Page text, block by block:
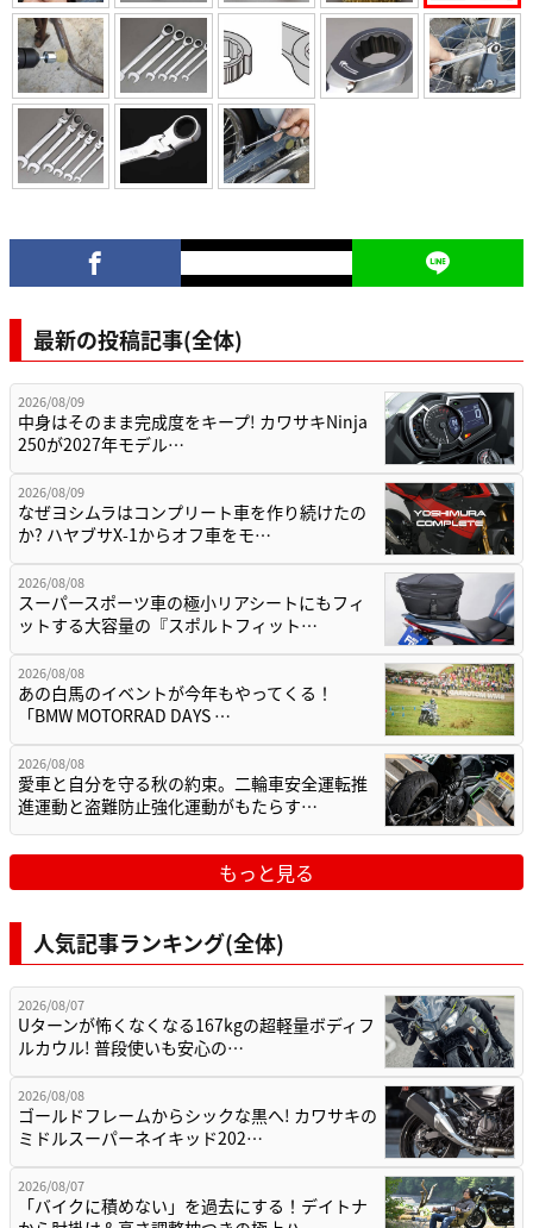
最新の投稿記事(全体)
2026/08/09
中身はそのまま完成度をキープ! カワサキNinja
250が2027年モデル…
2026/08/09
なぜヨシムラはコンプリート車を作り続けたの
か? ハヤブサX-1からオフ車をモ…
2026/08/08
スーパースポーツ車の極小リアシートにもフィ
ットする大容量の『スポルトフィット…
2026/08/08
あの白馬のイベントが今年もやってくる！
「BMW MOTORRAD DAYS …
2026/08/08
愛車と自分を守る秋の約束。二輪車安全運転推
進運動と盗難防止強化運動がもたらす…
もっと見る
人気記事ランキング(全体)
2026/08/07
Uターンが怖くなくなる167kgの超軽量ボディフ
ルカウル! 普段使いも安心の…
2026/08/08
ゴールドフレームからシックな黒へ! カワサキの
ミドルスーパーネイキッド202…
2026/08/07
「バイクに積めない」を過去にする！デイトナ